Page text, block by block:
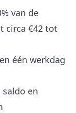
van de
circa €42 tot
één werkdag
en